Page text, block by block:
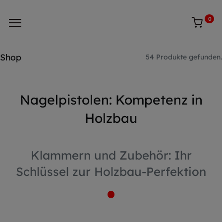
0
Shop 54 Produkte gefunden.
Nagelpistolen: Kompetenz in
Holzbau
Klammern und Zubehör: Ihr
Schlüssel zur Holzbau-Perfektion